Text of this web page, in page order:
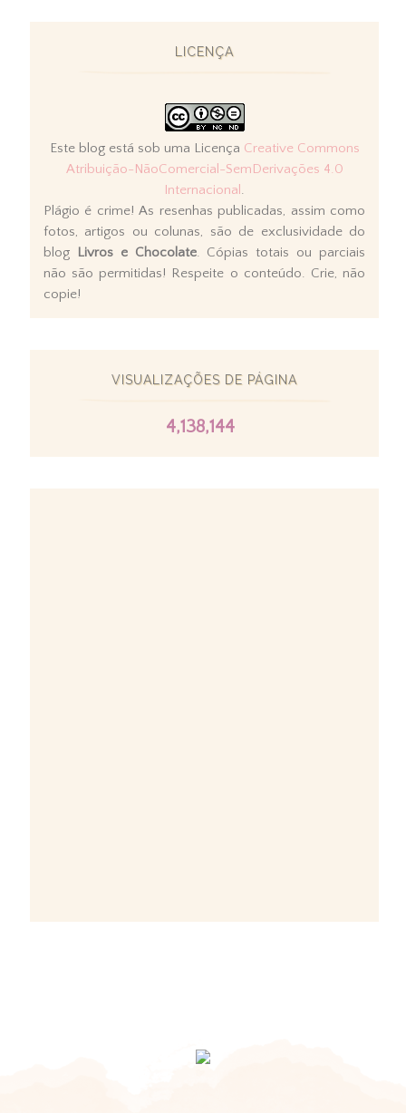
LICENÇA
Este blog está sob uma Licença Creative Commons
Atribuição-NãoComercial-SemDerivações 4.0
Internacional .
Plágio é crime! As resenhas publicadas, assim como
fotos, artigos ou colunas, são de exclusividade do
blog Livros e Chocolate. Cópias totais ou parciais
não são permitidas! Respeite o conteúdo. Crie, não
copie!
VISUALIZAÇÕES DE PÁGINA
4,138,144